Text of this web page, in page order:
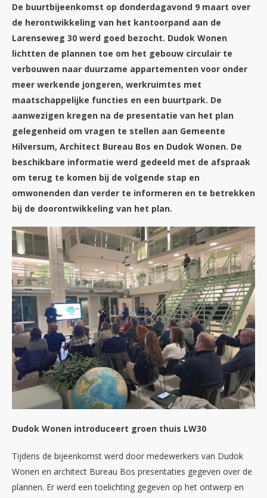
De buurtbijeenkomst op donderdagavond 9 maart over
de herontwikkeling van het kantoorpand aan de
Larenseweg 30 werd goed bezocht. Dudok Wonen
lichtten de plannen toe om het gebouw circulair te
verbouwen naar duurzame appartementen voor onder
meer werkende jongeren, werkruimtes met
maatschappelijke functies en een buurtpark. De
aanwezigen kregen na de presentatie van het plan
gelegenheid om vragen te stellen aan Gemeente
Hilversum, Architect Bureau Bos en Dudok Wonen. De
beschikbare informatie werd gedeeld met de afspraak
om terug te komen bij de volgende stap en
omwonenden dan verder te informeren en te betrekken
bij de doorontwikkeling van het plan.
Dudok Wonen introduceert groen thuis LW30
Tijdens de bijeenkomst werd door medewerkers van Dudok
Wonen en architect Bureau Bos presentaties gegeven over de
plannen. Er werd een toelichting gegeven op het ontwerp en